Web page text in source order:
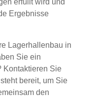
erfüllt wird und
Ergebnisse
Lagerhallenbau in
Sie ein
Kontaktieren Sie
bereit, um Sie
den